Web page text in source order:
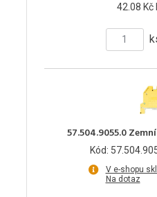
42.08 Kč
57.504.9055.0
Kód:
V e-shopu
Na dotaz